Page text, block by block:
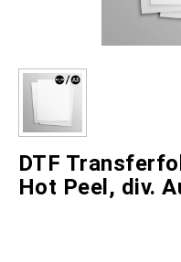
DTF
Hot Peel, div.